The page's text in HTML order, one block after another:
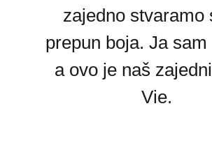
zajedno stvaramo
prepun boja. Ja sam
a ovo je naš
Vie.